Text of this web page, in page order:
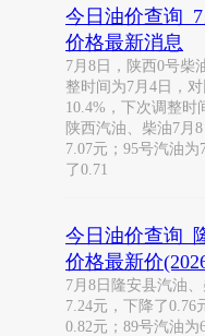
今日油价查询
价格最新消息
7月8日，陕西0号柴
整时间为7月4日，
10.4%，下次调整时
陕西汽油、柴油7月
7.07元；95号汽油
了0.71
今日油价查询_
价格最新价
7月8日隆安县汽油
7.24元，下降了0.76
0.82元；89号汽油为